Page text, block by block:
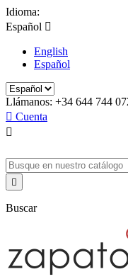
Idioma:
Español 
English
Español
Llámanos: +34 644 744
 Cuenta


Buscar